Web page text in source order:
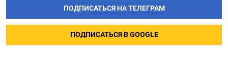
ПОДПИСАТЬСЯ НА ТЕЛЕГРАМ
ПОДПИСАТЬСЯ В GOOGLE